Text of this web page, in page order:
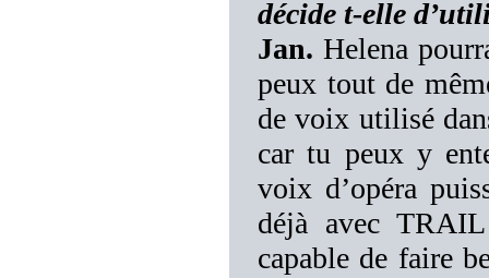
décide t-elle
Jan. Helena
peux tout de
de voix utilisé
car tu peux y
voix d’opéra
déjà avec
capable de faire